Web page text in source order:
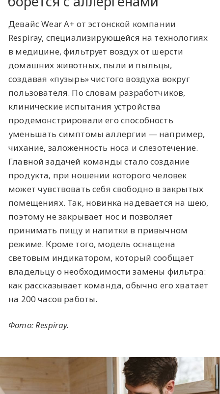
Девайс Wear A+ от эстонской компании
Respiray, специализирующейся на технологиях
в медицине, фильтрует воздух от шерсти
домашних животных, пыли и пыльцы,
создавая «пузырь» чистого воздуха вокруг
пользователя. По словам разработчиков,
клинические испытания устройства
продемонстрировали его способность
уменьшать симптомы аллергии — например,
чихание, заложенность носа и слезотечение.
Главной задачей команды стало создание
продукта, при ношении которого человек
может чувствовать себя свободно в закрытых
помещениях. Так, новинка надевается на шею,
поэтому не закрывает нос и позволяет
принимать пищу и напитки в привычном
режиме. Кроме того, модель оснащена
световым индикатором, который сообщает
владельцу о необходимости замены фильтра:
как рассказывает команда, обычно его хватает
на 200 часов работы.
Фото: Respiray.